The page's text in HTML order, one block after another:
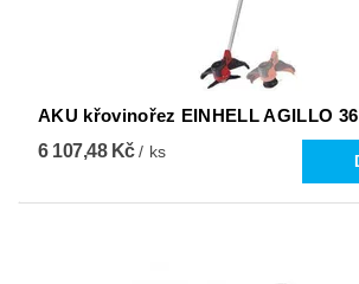
AKU křovinořez EINHELL AGILLO 36
6 107,48 Kč/ ks